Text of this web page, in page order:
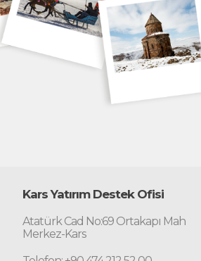
Kars Yatırım Destek Ofisi
Atatürk Cad No:69 Ortakapı Mah
Merkez-Kars